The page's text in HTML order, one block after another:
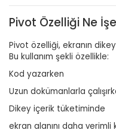
Pivot Özelliği Ne
Pivot özelliği, ekranın
Bu kullanım şekli özellikle:
Kod yazarken
Uzun dokümanlarla
Dikey içerik tüketiminde
ekran alanını daha verimli